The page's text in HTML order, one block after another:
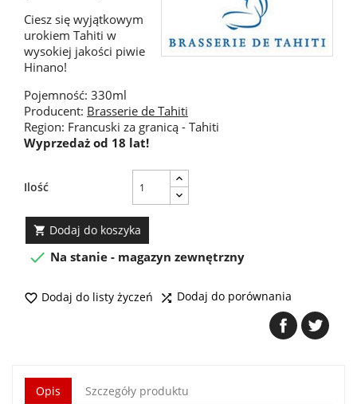
Ciesz się wyjątkowym
urokiem Tahiti w
wysokiej jakości piwie
Hinano!
Pojemność: 330ml
Producent: Brasserie de Tahiti
Region: Francuski za granicą - Tahiti
Wyprzedaż od 18 lat!
Ilość
 Dodaj do koszyka
 Na stanie - magazyn zewnętrzny
 Dodaj do listy życzeń  Dodaj do porównania
Opis Szczegóły produktu